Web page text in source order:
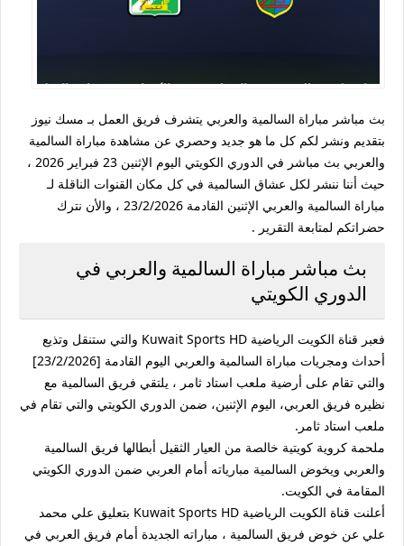
بث مباشر مباراة السالمية والعربي يتشرف فريق العمل بـ مسك نيوز
بتقديم ونشر لكم كل ما هو جديد وحصري عن مشاهدة مباراة السالمية
والعربي بث مباشر في الدوري الكويتي اليوم الإثنين 23 فبراير 2026 ،
حيث أننا ننشر لكل عشاق السالمية في كل مكان القنوات الناقلة لـ
مباراة السالمية والعربي الإثنين القادمة 23/2/2026 ، والأن نترك
حضراتكم لمتابعة التقرير .
بث مباشر مباراة السالمية والعربي في
الدوري الكويتي
فعبر قناة الكويت الرياضية Kuwait Sports HD والتي ستنقل وتذيع
أحداث ومجريات مباراة السالمية والعربي اليوم القادمة [23/2/2026]
والتي تقام على أرضية ملعب استاد ثامر ، يلتقي فريق السالمية مع
نظيره فريق العربي، اليوم الإثنين، ضمن الدوري الكويتي والتي تقام في
ملعب استاد ثامر.
ملحمة كروية كويتية خالصة من العيار الثقيل أبطالها فريق السالمية
والعربي ويخوض السالمية مبارياته أمام العربي ضمن الدوري الكويتي
المقامة في الكويت.
أعلنت قناة الكويت الرياضية Kuwait Sports HD بتعليق علي محمد
علي عن خوض فريق السالمية ، مباراته الجديدة أمام فريق العربي في